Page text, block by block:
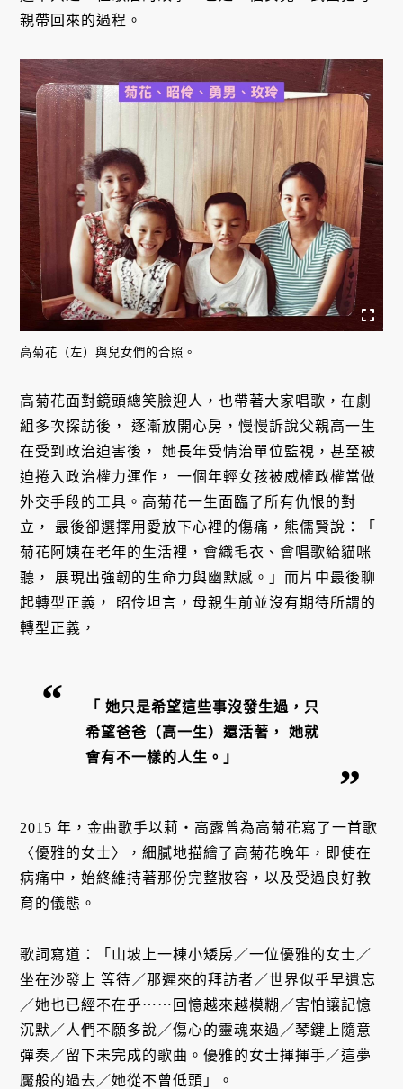
親帶回來的過程。
高菊花（左）與兒女們的合照。
高菊花面對鏡頭總笑臉迎人，也帶著大家唱歌，在劇
組多次探訪後，逐漸放開心房，慢慢訴說父親高一生
在受到政治迫害後，她長年受情治單位監視，甚至被
迫捲入政治權力運作，一個年輕女孩被威權政權當做
外交手段的工具。高菊花一生面臨了所有仇恨的對
立， 最後卻選擇用愛放下心裡的傷痛，熊儒賢說：「
菊花阿姨在老年的生活裡，會織毛衣、會唱歌給貓咪
聽， 展現出強韌的生命力與幽默感。」而片中最後聊
起轉型正義， 昭伶坦言，母親生前並沒有期待所謂的
轉型正義，
「她只是希望這些事沒發生過，只
希望爸爸（高一生）還活著，她就
會有不一樣的人生。」
2015 年，金曲歌手以莉・高露曾為高菊花寫了一首歌
〈優雅的女士〉，細膩地描繪了高菊花晚年，即使在
病痛中，始終維持著那份完整妝容，以及受過良好教
育的儀態。
歌詞寫道：「山坡上一棟小矮房／一位優雅的女士／
坐在沙發上 等待／那遲來的拜訪者／世界似乎早遺忘
／她也已經不在乎⋯⋯回憶越來越模糊／害怕讓記憶
沉默／人們不願多說／傷心的靈魂來過／琴鍵上隨意
彈奏／留下未完成的歌曲。優雅的女士揮揮手／這夢
魘般的過去／她從不曾低頭」。